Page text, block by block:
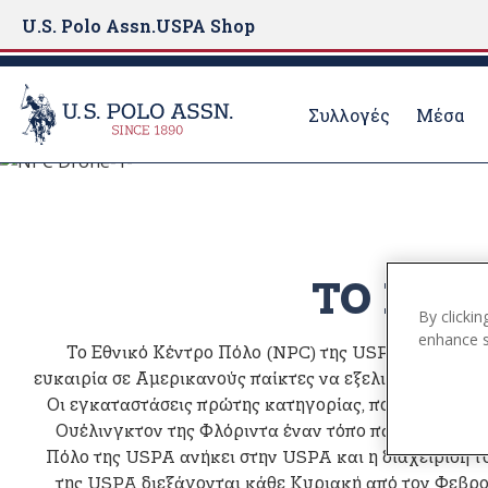
U.S. Polo Assn.USPA Shop
Συλλογές Μέσα
Παγκόσμια Αθλητική Εμπειρία
ΤΟ
Το Εθνικό Κέντρο Πόλο (NPC) της USPA δίνει
ευκαιρία σε Αμερικανούς παίκτες να εξελιχθούν και
Οι εγκαταστάσεις πρώτης κατηγορίας, που
Ουέλινγκτον της Φλόριντα έναν τόπο παγκόσμια
Πόλο της USPA ανήκει στην USPA και η διαχείρισή
της USPA διεξάγονται κάθε Κυριακή από τον
By
enhance